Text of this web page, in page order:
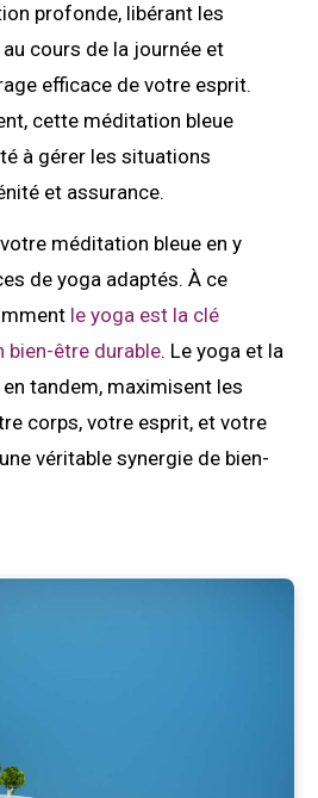
profonde, libérant les
cours de la journée et
efficace de votre esprit.
cette méditation bleue
à gérer les situations
et assurance.
méditation bleue en y
de yoga adaptés. À ce
le yoga est la clé
bien-être durable. Le yoga et la
tandem, maximisent les
corps, votre esprit, et votre
véritable synergie de bien-